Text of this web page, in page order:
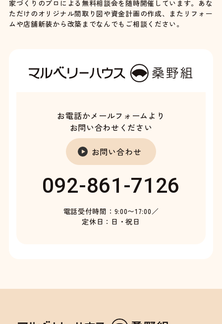
家づくりのプロによる無料相談会を随時開催しています。あな
ただけのオリジナル間取り図や資金計画の作成、またリフォー
ムや店舗新装から改築までなんでもご相談ください。
お電話かメールフォームより
お問い合わせください
お問い合わせ
092-861-7126
電話受付時間：9:00〜17:00／
定休日：日・祝日